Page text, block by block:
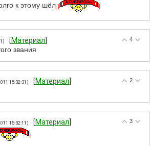
к этому шёл
4
[Материал
звания
2
15:32:31) [Материал
3
15:32:11) [Материал